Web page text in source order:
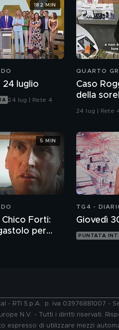
24 luglio
24 lug | Rete 4
182 MIN
QUARTO
Caso
della
24 lug | Rete
Forti:
per
5 MIN
TG4 -
Giovedì
PUNTATA
- RTI S.p.A.: p. iva 03976881007
N.V. - Tutti i diritti riservati.
espresso di utilizzare mezzi